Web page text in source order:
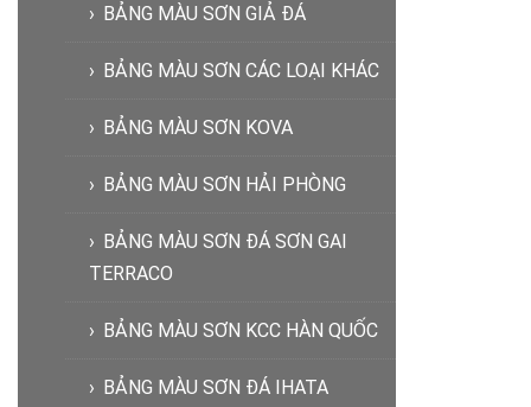
BẢNG MÀU SƠN GIẢ ĐÁ
BẢNG MÀU SƠN CÁC LOẠI KHÁC
BẢNG MÀU SƠN KOVA
BẢNG MÀU SƠN HẢI PHÒNG
BẢNG MÀU SƠN ĐÁ SƠN GAI
TERRACO
BẢNG MÀU SƠN KCC HÀN QUỐC
BẢNG MÀU SƠN ĐÁ IHATA